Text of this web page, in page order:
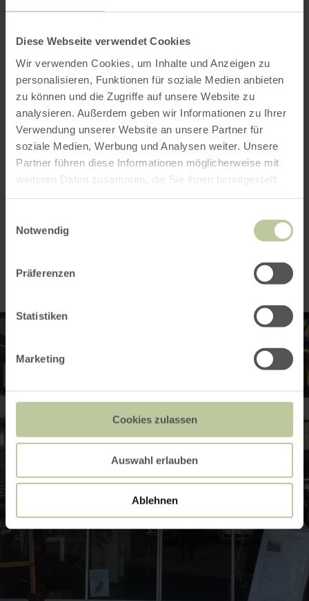
Diese Webseite verwendet Cookies
Wir verwenden Cookies, um Inhalte und Anzeigen zu
personalisieren, Funktionen für soziale Medien anbieten
zu können und die Zugriffe auf unsere Website zu
analysieren. Außerdem geben wir Informationen zu Ihrer
Verwendung unserer Website an unsere Partner für
soziale Medien, Werbung und Analysen weiter. Unsere
Partner führen diese Informationen möglicherweise mit
weiteren Daten zusammen, die Sie ihnen bereitgestellt
Notwendig
Präferenzen
Statistiken
Marketing
Cookies zulassen
Auswahl erlauben
Ablehnen
Meer informatie
Openingstijden
Kenmerken / bijzonderheden
Categorieën
Impressies